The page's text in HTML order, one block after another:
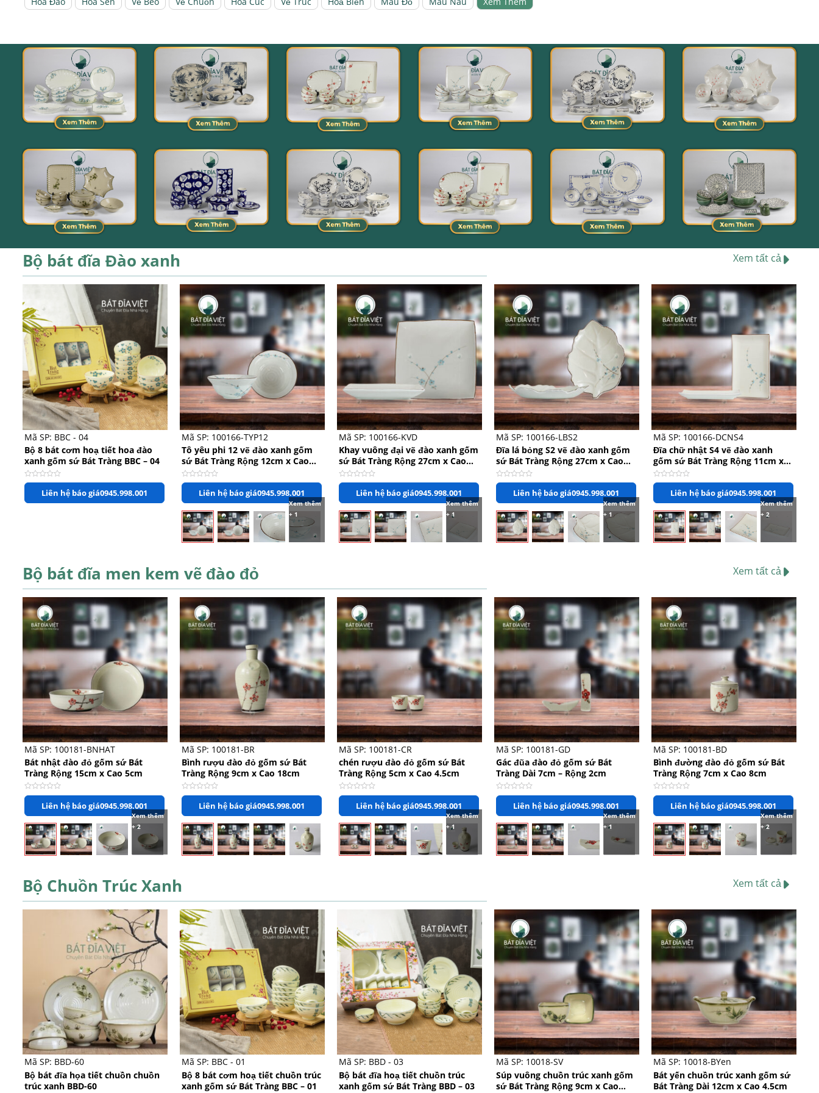
Bộ bát đĩa Đào xanh Xem tất cả
+
Mã SP: BBC - 04
Bộ 8 bát cơm hoạ tiết hoa đào
xanh gốm sứ Bát Tràng BBC – 04
Được
hạng
Liên hệ báo giá0945.998.001
+
Mã SP: 100166-TYP12
Tô yêu phi 12 vẽ đào xanh gốm
sứ Bát Tràng Rộng 12cm x Cao
5cm
Được
hạng
5
sao
Liên hệ báo giá0945.998.001
Xem thêm
+ 1
+
Mã SP: 100166-KVD
Khay vuông đại vẽ đào xanh gốm
sứ Bát Tràng Rộng 27cm x Cao
3cm
Được
hạng
5
sao
Liên hệ báo giá0945.998.001
Xem thêm
+ 1
+
Mã SP: 100166-LBS2
Đĩa lá bỏng S2 vẽ đào xanh gốm
sứ Bát Tràng Rộng 27cm x Cao
3.5cm
Được
hạng
5
sao
Liên hệ báo giá0945.998.001
Xem thêm
+ 1
+
Mã SP: 100166-DCNS4
Đĩa chữ nhật S4 vẽ đào xanh
gốm sứ Bát Tràng Rộng 11cm x
Dài 19cm
Được
hạng
5
sao
Liên hệ báo giá0945.998.001
Xem thêm
+ 2
Bộ bát đĩa men kem vẽ đào đỏ Xem tất cả
+
Mã SP: 100181-BNHAT
Bát nhật đào đỏ gốm sứ Bát
Tràng Rộng 15cm x Cao 5cm
Được
hạng
5
sao
Liên hệ báo giá0945.998.001
Xem thêm
+ 2
+
Mã SP: 100181-BR
Bình rượu đào đỏ gốm sứ Bát
Tràng Rộng 9cm x Cao 18cm
Được
hạng
5
sao
Liên hệ báo giá0945.998.001
+
Mã SP: 100181-CR
chén rượu đào đỏ gốm sứ Bát
Tràng Rộng 5cm x Cao 4.5cm
Được
hạng
5
sao
Liên hệ báo giá0945.998.001
Xem thêm
+ 1
+
Mã SP: 100181-GD
Gác đũa đào đỏ gốm sứ Bát
Tràng Dài 7cm – Rộng 2cm
Được
hạng
5
sao
Liên hệ báo giá0945.998.001
Xem thêm
+ 1
+
Mã SP: 100181-BD
Bình đường đào đỏ gốm sứ Bát
Tràng Rộng 7cm x Cao 8cm
Được
hạng
5
sao
Liên hệ báo giá0945.998.001
Xem thêm
+ 2
Bộ Chuồn Trúc Xanh Xem tất cả
+
Mã SP: BBD-60
Bộ bát đĩa họa tiết chuồn chuồn
trúc xanh BBD-60
+
Mã SP: BBC - 01
Bộ 8 bát cơm hoạ tiết chuồn trúc
xanh gốm sứ Bát Tràng BBC – 01
Mã SP: BBD - 03
Bộ bát đĩa hoạ tiết chuồn trúc
xanh gốm sứ Bát Tràng BBD – 03
+
Mã SP: 10018-SV
Súp vuông chuồn trúc xanh gốm
sứ Bát Tràng Rộng 9cm x Cao
+
Mã SP: 10018-BYen
Bát yến chuồn trúc xanh gốm sứ
Bát Tràng Dài 12cm x Cao 4.5cm